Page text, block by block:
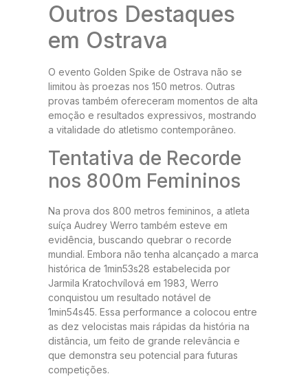
Outros Destaques
em Ostrava
O evento Golden Spike de Ostrava não se
limitou às proezas nos 150 metros. Outras
provas também ofereceram momentos de alta
emoção e resultados expressivos, mostrando
a vitalidade do atletismo contemporâneo.
Tentativa de Recorde
nos 800m Femininos
Na prova dos 800 metros femininos, a atleta
suíça Audrey Werro também esteve em
evidência, buscando quebrar o recorde
mundial. Embora não tenha alcançado a marca
histórica de 1min53s28 estabelecida por
Jarmila Kratochvílová em 1983, Werro
conquistou um resultado notável de
1min54s45. Essa performance a colocou entre
as dez velocistas mais rápidas da história na
distância, um feito de grande relevância e
que demonstra seu potencial para futuras
competições.